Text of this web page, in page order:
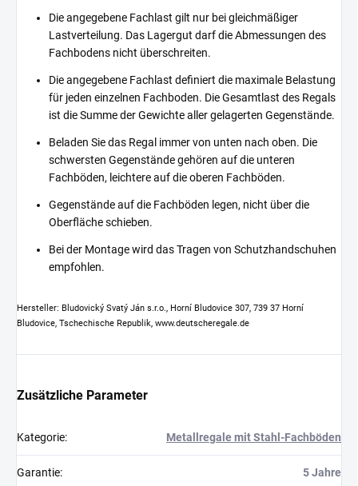
Die angegebene Fachlast gilt nur bei gleichmäßiger
Lastverteilung. Das Lagergut darf die Abmessungen des
Fachbodens nicht überschreiten.
Die angegebene Fachlast definiert die maximale Belastung
für jeden einzelnen Fachboden. Die Gesamtlast des Regals
ist die Summe der Gewichte aller gelagerten Gegenstände.
Beladen Sie das Regal immer von unten nach oben. Die
schwersten Gegenstände gehören auf die unteren
Fachböden, leichtere auf die oberen Fachböden.
Gegenstände auf die Fachböden legen, nicht über die
Oberfläche schieben.
Bei der Montage wird das Tragen von Schutzhandschuhen
empfohlen.
Hersteller: Bludovický Svatý Ján s.r.o., Horní Bludovice 307, 739 37 Horní
Bludovice, Tschechische Republik, www.deutscheregale.de
Zusätzliche Parameter
Kategorie: Metallregale mit Stahl-Fachböden
Garantie: 5 Jahre